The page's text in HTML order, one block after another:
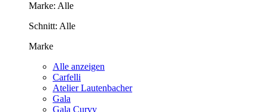
Marke: Alle
Schnitt: Alle
Marke
Alle anzeigen
Carfelli
Atelier Lautenbacher
Gala
Gala Curvy